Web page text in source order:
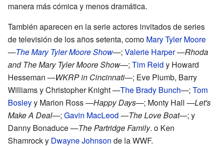
manera más cómica y menos dramática.
También aparecen en la serie actores invitados de series
de televisión de los años setenta, como Mary Tyler Moore
—The Mary Tyler Moore Show—; Valerie Harper—Rhoda
and The Mary Tyler Moore Show—; Tim Reid y Howard
Hesseman —WKRP in Cincinnati—; Eve Plumb, Barry
Williams y Christopher Knight —The Brady Bunch—; Tom
Bosleyy Marion Ross —Happy Days—; Monty Hall —Let's
Make A Deal—; Gavin MacLeod —The Love Boat—; y
Danny Bonaduce —The Partridge Family. o Ken
Shamrock y Dwayne Johnson de la WWF.